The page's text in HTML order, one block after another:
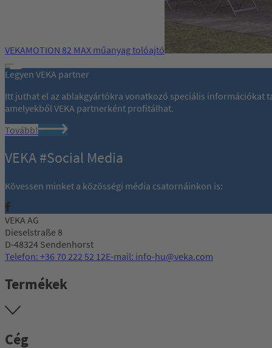
VEKAMOTION 82 MAX műanyag tolóajtó
Legyen VEKA partner
Itt juthat el az ablakgyártókra vonatkozó speciális információkat
amelyekből VEKA partnerként profitálhat.
Tovább!
VEKA #Social Media
Kövessen minket a közösségi média csatornáinkon is:
VEKA AG
Dieselstraße 8
D-48324 Sendenhorst
Telefon: +36 70 222 52 12E-mail: info-hu@veka.com
Termékek
Cég